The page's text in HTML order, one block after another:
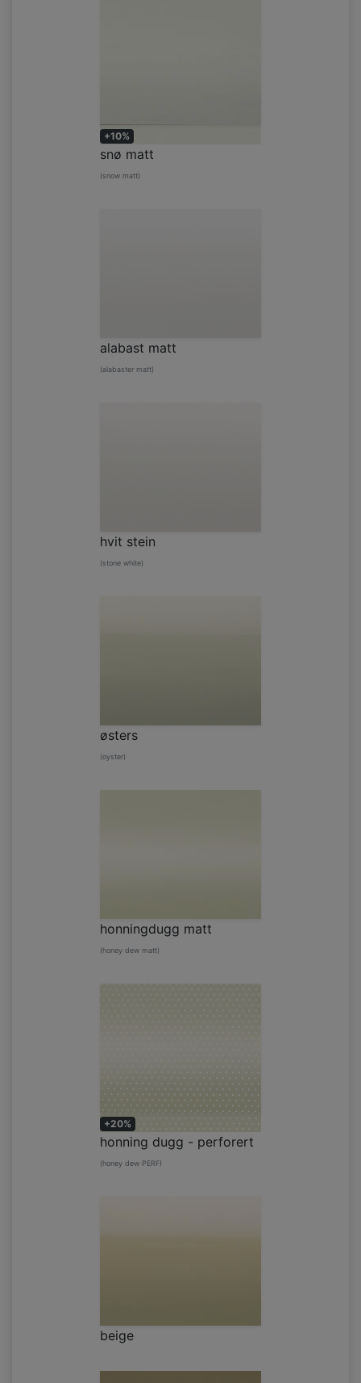
+10%
snø matt
(snow matt)
alabast matt
(alabaster matt)
hvit stein
(stone white)
østers
(oyster)
honningdugg matt
(honey dew matt)
+20%
honning dugg - perforert
(honey dew PERF)
beige